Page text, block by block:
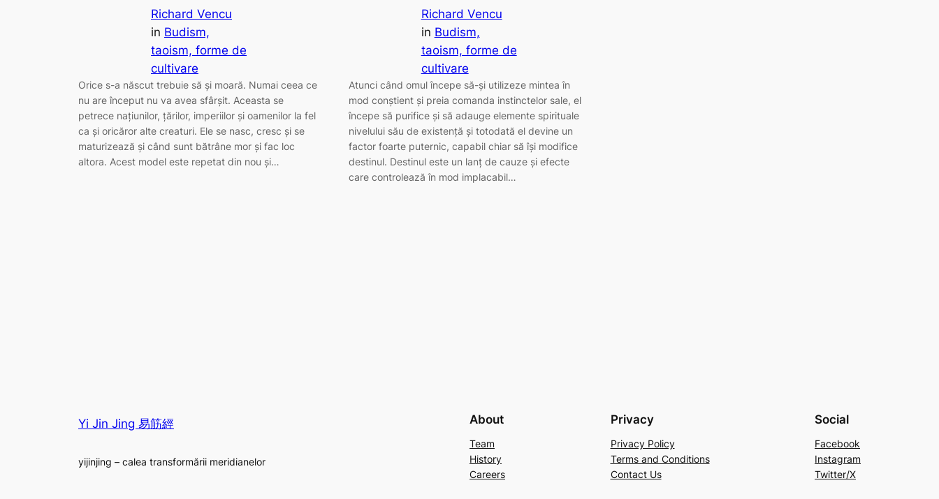
Richard Vencu
in Budism,
taoism, forme de
cultivare
Orice s-a născut trebuie să și moară. Numai ceea ce
nu are început nu va avea sfârșit. Aceasta se
petrece națiunilor, țărilor, imperiilor și oamenilor la fel
ca și oricăror alte creaturi. Ele se nasc, cresc și se
maturizează și când sunt bătrâne mor și fac loc
altora. Acest model este repetat din nou și…
Richard Vencu
in Budism,
taoism, forme de
cultivare
Atunci când omul începe să-și utilizeze mintea în
mod conștient și preia comanda instinctelor sale, el
începe să purifice și să adauge elemente spirituale
nivelului său de existență și totodată el devine un
factor foarte puternic, capabil chiar să își modifice
destinul. Destinul este un lanț de cauze și efecte
care controlează în mod implacabil…
Yi Jin Jing 易筋經
yijinjing – calea transformării meridianelor
About
Team
History
Careers
Privacy
Privacy Policy
Terms and Conditions
Contact Us
Social
Facebook
Instagram
Twitter/X